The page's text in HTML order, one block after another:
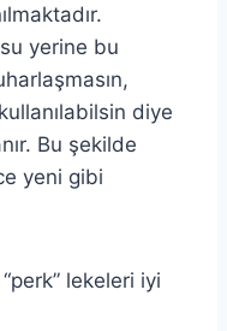
yerine bu
diye
Bu şekilde
yeni gibi
lekeleri iyi